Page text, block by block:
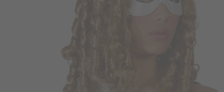
Vá em frente! Estávamos esperando por você.